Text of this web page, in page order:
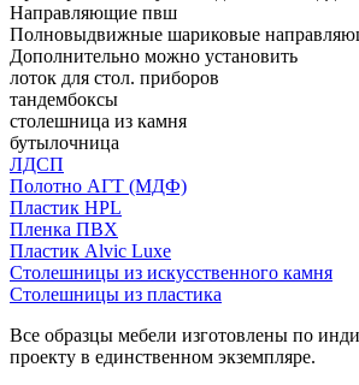
Направляющие пвш
Полновыдвижные шариковые
Дополнительно можно установить
лоток для стол. приборов
тандембоксы
столешница из камня
бутылочница
ЛДСП
Полотно АГТ (МДФ)
Пластик HPL
Пленка ПВХ
Пластик Alvic Luxe
Столешницы из искусственного камня
Столешницы из пластика
Все образцы мебели изготовлены по
проекту в единственном экземпляре.